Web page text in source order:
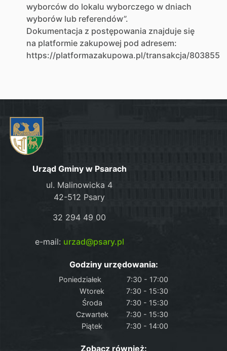
wyborców do lokalu wyborczego w dniach
wyborów lub referendów”.
Dokumentacja z postępowania znajduje się
na platformie zakupowej pod adresem:
https://platformazakupowa.pl/transakcja/803855
Urząd Gminy w Psarach
ul. Malinowicka 4
42-512 Psary
32 294 49 00
e-mail: urzad@psary.pl
Godziny urzędowania:
Poniedziałek
7:30 - 17:00
Wtorek
7:30 - 15:30
Środa
7:30 - 15:30
Czwartek
7:30 - 15:30
Piątek
7:30 - 14:00
Zobacz również: